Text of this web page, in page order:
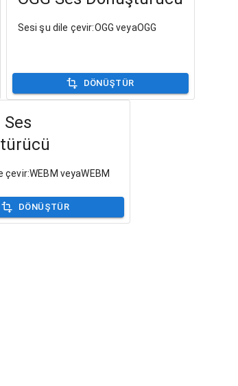
Sesi şu dile çevir:OGG veyaOGG
DÖNÜŞTÜR
Ses
çevir:WEBM veyaWEBM
DÖNÜŞTÜR